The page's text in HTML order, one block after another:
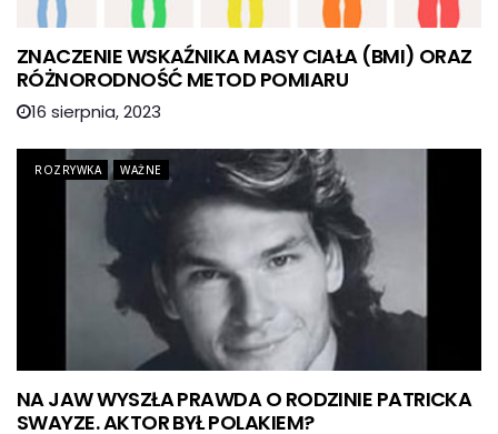
ZNACZENIE WSKAŹNIKA MASY CIAŁA (BMI) ORAZ
RÓŻNORODNOŚĆ METOD POMIARU
16 sierpnia, 2023
ROZRYWKA WAŻNE
NA JAW WYSZŁA PRAWDA O RODZINIE PATRICKA
SWAYZE. AKTOR BYŁ POLAKIEM?